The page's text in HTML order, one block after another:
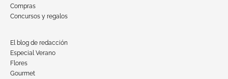
Compras
Concursos y regalos
El blog de redacción
Especial Verano
Flores
Gourmet